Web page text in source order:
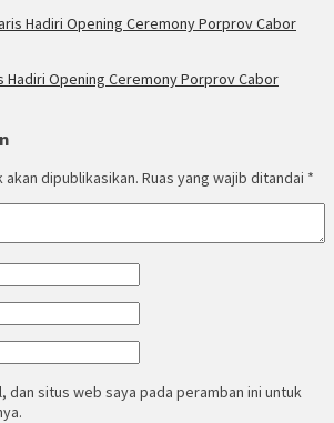
Hadiri Opening Ceremony Porprov Cabor
akan dipublikasikan. Ruas yang wajib ditandai *
dan situs web saya pada peramban ini untuk